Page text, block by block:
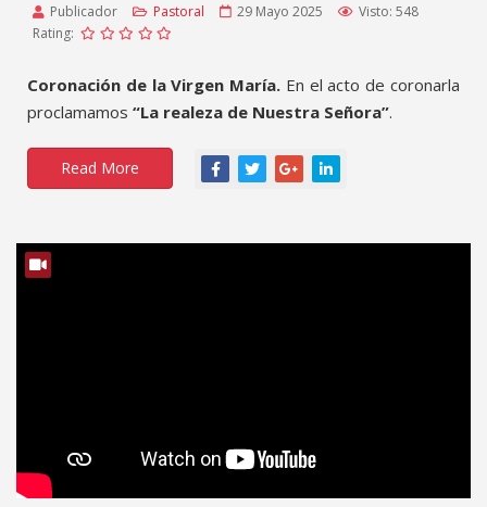
Publicador Pastoral 29 Mayo 2025
Visto: 548
Rating:
Coronación de la Virgen María. En el acto de coronarla
proclamamos “La realeza de Nuestra Señora”.
Read More